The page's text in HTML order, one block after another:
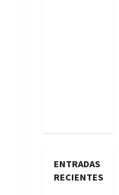
ENTRADAS
RECIENTES